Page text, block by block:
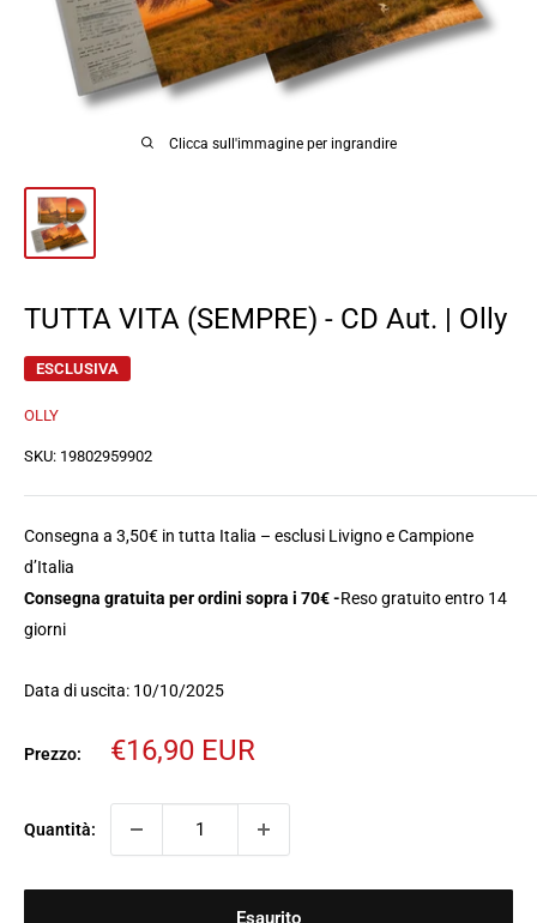
Clicca sull'immagine per ingrandire
TUTTA VITA (SEMPRE) - CD Aut. | Olly
ESCLUSIVA
OLLY
SKU: 19802959902
Consegna a 3,50€ in tutta Italia – esclusi Livigno e Campione
d’Italia
Consegna gratuita per ordini sopra i 70€ -Reso gratuito entro 14
giorni
Data di uscita: 10/10/2025
Prezzo:
Prezzo
€16,90 EUR
Quantità:
Esaurito